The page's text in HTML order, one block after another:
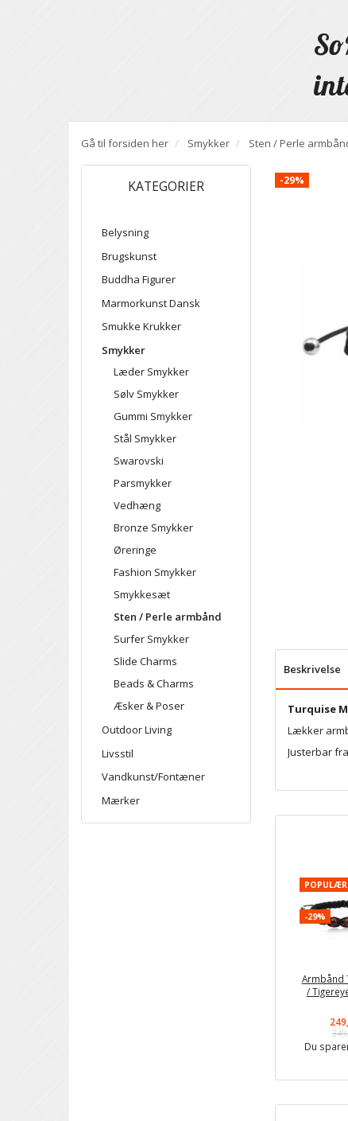
Gå til forsiden her Smykker Sten / Perle
KATEGORIER
Belysning
Brugskunst
Buddha Figurer
Marmorkunst Dansk
Smukke Krukker
Smykker
Læder Smykker
Sølv Smykker
Gummi Smykker
Stål Smykker
Swarovski
Parsmykker
Vedhæng
Bronze Smykker
Øreringe
Fashion Smykker
Smykkesæt
Sten / Perle armbånd
Surfer Smykker
Slide Charms
Beads & Charms
Æsker & Poser
Outdoor Living
Livsstil
Vandkunst/Fontæner
Mærker
-29%
Beskrivelse
Turquise
Lækker
Justerbar
POPULÆR
-29%
Armbånd
/
Du